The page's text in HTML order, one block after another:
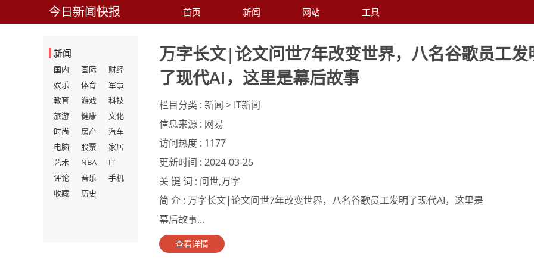
今日新闻快报 首页 新闻 网站 工具
新闻
国内 国际
财经
娱乐
体育
军事
教育
游戏
科技
旅游
健康
文化
时尚
房产
汽车
电脑
股票
家居
艺术
NBA
IT
评论
音乐
手机
收藏
历史
万字长文|论文问世7年改变世界，八名谷歌员工发
了现代AI，这里是幕后故事
栏目分类 : 新闻 > IT新闻
信息来源 : 网易
访问热度 : 1177
更新时间 : 2024-03-25
关 键 词 : 问世,万字
简 介 : 万字长文|论文问世7年改变世界，八名谷歌员工发明了现代AI，这里是
幕后故事...
查看详情